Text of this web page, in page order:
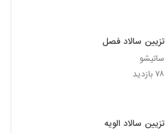
تزیین سالاد فصل
ساتیشو
۷۸ بازدید
تزیین سالاد الویه